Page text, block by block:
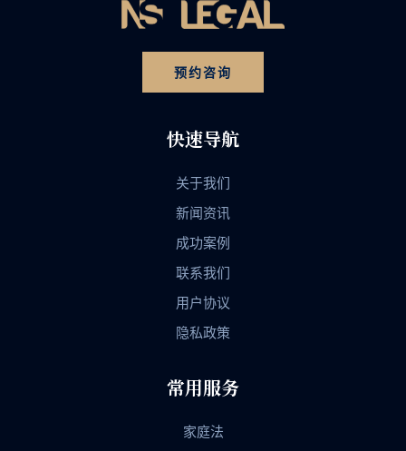
预约咨询
快速导航
关于我们
新闻资讯
成功案例
联系我们
用户协议
隐私政策
常用服务
家庭法